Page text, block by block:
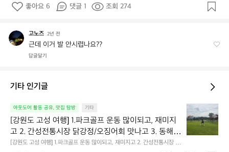
좋아요 6 댓글 1 조회 274
고
노
고노즈 2년 전
근데 이거 발 안시렵나요??
답글달기
기타 인기글
아웃도어 활동 공유, 맛집 탐방 기타
[강원도 고성 여행] 1.파크골프 운동 많이되고, 재미지
고 2. 간성전통시장 닭강정/오징어회 맛나고 3. 동해
앞바다 모듬회 기가막히고 4. 모듬곱창 쏘주한잔 혀를
[강원도 고성 여행] 1.파크골프 운동 많이되고, 재미지고 2. 간성전통시장 닭
[강
원
도
고